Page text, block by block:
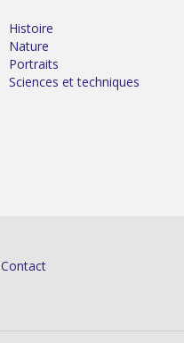
Histoire
Nature
Portraits
Sciences et techniques
Contact